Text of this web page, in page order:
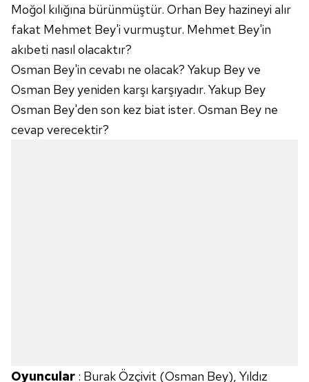
Sitemizde kendimize ve üçüncü kişilere ait çerezler
kullanılmaktadır. Bu çerezler vasıtasıyla çeşitli kişisel
verileriniz işlenmekte olup gerekli olan çerezler bilgi
toplumu hizmetlerinin sunulması amacıyla
kullanılmaktadır. Diğer çerezler, sitemizin daha işlevsel
kılınması ve kişiselleştirilmesi ve sizlere yönelik
reklam/pazarlama faaliyetlerinin yapılması, amaçlarıyla
sınırlı olarak açık rızanız dahilinde kullanılacaktır.
Moğol kılığına bürünmüştür. Orhan Bey hazineyi alır
fakat Mehmet Bey'i vurmuştur. Mehmet Bey'in
akıbeti nasıl olacaktır?
Osman Bey'in cevabı ne olacak? Yakup Bey ve
Osman Bey yeniden karşı karşıyadır. Yakup Bey
Osman Bey'den son kez biat ister. Osman Bey ne
cevap verecektir?
Oyuncular : Burak Özçivit (Osman Bey), Yıldız